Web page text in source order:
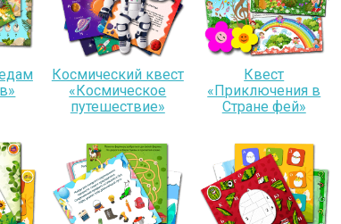
Космический квест
«Космическое
путешествие»
Квест
«Приключения в
Стране фей»